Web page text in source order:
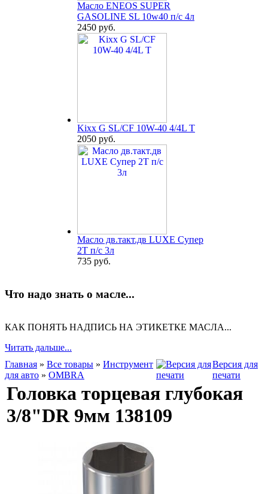
Масло ENEOS SUPER
GASOLINE SL 10w40 п/с 4л
2450 руб.
Kixx G SL/CF 10W-40 4/4L T
2050 руб.
Масло дв.такт.дв LUXE Супер
2Т п/с 3л
735 руб.
Что надо знать о масле...
КАК ПОНЯТЬ НАДПИСЬ НА ЭТИКЕТКЕ МАСЛА...
Читать дальше...
Главная » Все товары » Инструмент
для авто » OMBRA
Версия для
печати
Головка торцевая глубокая
3/8"DR 9мм 138109